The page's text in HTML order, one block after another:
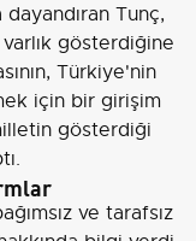
dayandıran Tunç,
gösterdiğine
Türkiye'nin
için bir girişim
gösterdiği
ve tarafsız